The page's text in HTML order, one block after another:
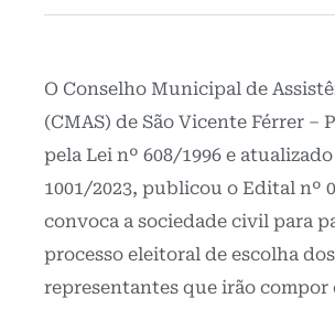
O Conselho Municipal de
(CMAS) de São Vicente Férrer –
pela Lei nº 608/1996 e
1001/2023, publicou o Edital nº
convoca a sociedade civil para
processo eleitoral de escolha dos
representantes que irão compor